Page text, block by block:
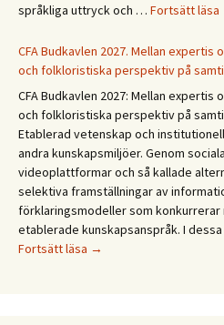
språkliga uttryck och … Fortsätt läsa
i
CFA Budkavlen 2027. Mellan
och folkloristiska perspektiv på
CFA Budkavlen 2027: Mellan
och folkloristiska perspektiv på
Etablerad vetenskap och
andra kunskapsmiljöer. Genom
videoplattformar och så kallade
selektiva framställningar av
förklaringsmodeller som
etablerade kunskapsanspråk. I
Fortsätt läsa CFA
→